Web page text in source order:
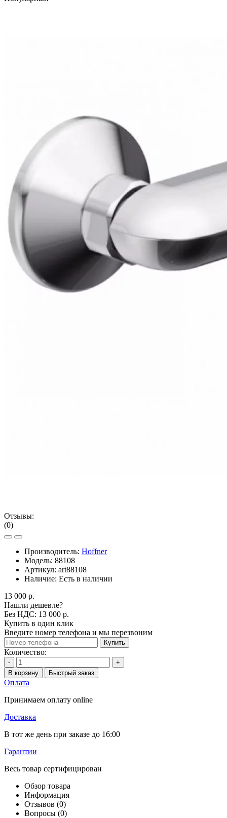
Отзывы:
(0)
Производитель: Hoffner
Модель: 88108
Артикул: art88108
Наличие: Есть в наличии
13 000 р.
Нашли дешевле?
Без НДС: 13 000 р.
Купить в один клик
Введите номер телефона и мы перезвоним
Купить
Количество:
-
+
В корзину
Быстрый заказ
Оплата
Принимаем оплату online
Доставка
В тот же день при заказе до 16:00
Гарантии
Весь товар сертифицирован
Обзор товара
Информация
Отзывов (0)
Вопросы (0)